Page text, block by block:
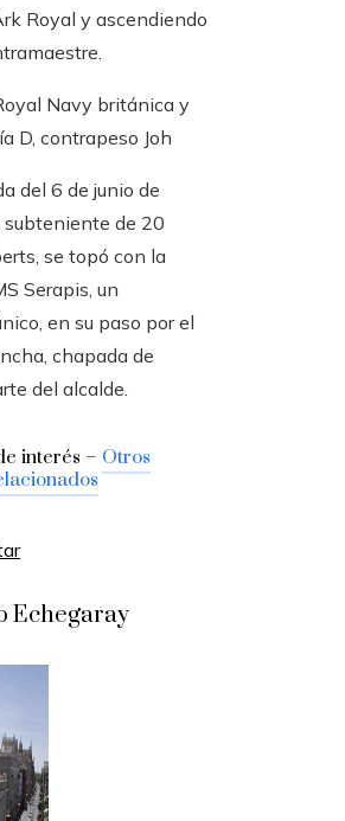
Royal y ascendiendo
Navy británica y
D, contrapeso Joh
del 6 de junio de
subteniente de 20
se topó con la
Serapis, un
en su paso por el
chapada de
del alcalde.
interés – Otros
Echegaray